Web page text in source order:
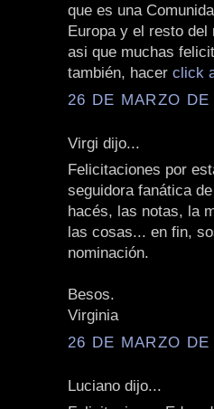
que es una
Europa y el resto del
asi que muchas
también, hacer click
26 DE MARZO
Virgi dijo...
Felicitaciones por
seguidora fanática
hacés, las notas, la
las cosas... en fin,
nominación.
Besos.
Virginia
26 DE MARZO
Luciano dijo...